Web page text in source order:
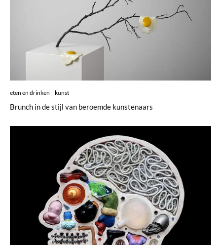
eten en drinken kunst
Brunch in de stijl van beroemde kunstenaars